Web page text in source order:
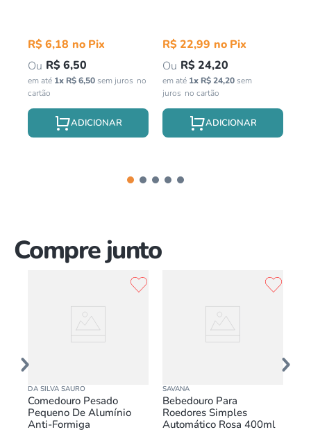
R$6,18
R$6,50
em até 1x R$6,50sem juros
R$22,99
R$24,20
em até 1x R$24,20sem
juros
Compre junto
DA SILVA SAURO
Comedouro Pesado
Pequeno De Alumínio
Anti-Formiga
SAVANA
Bebedouro Para
Roedores Simples
Automático Rosa 400ml